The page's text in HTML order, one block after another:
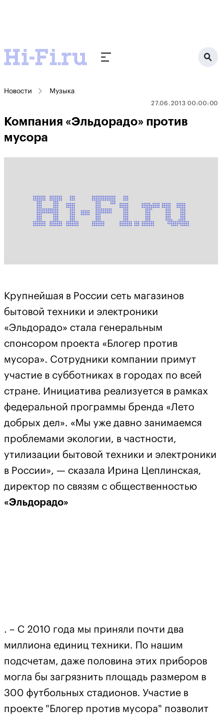
Новости Музыка
27.06.2013 00:00:00
Компания «Эльдорадо» против
мусора
Крупнейшая в России сеть магазинов
бытовой техники и электроники
«Эльдорадо» стала генеральным
спонсором проекта «Блогер против
мусора». Сотрудники компании примут
участие в субботниках в городах по всей
стране. Инициатива реализуется в рамках
федеральной программы бренда «Лето
добрых дел». «Мы уже давно занимаемся
проблемами экологии, в частности,
утилизации бытовой техники и электроники
в России», — сказала Ирина Цеплинская,
директор по связям с общественностью
«Эльдорадо»
. – С 2010 года мы приняли почти два
миллиона единиц техники. По нашим
подсчетам, даже половина этих приборов
могла бы загрязнить площадь размером в
300 футбольных стадионов. Участие в
проекте "Блогер против мусора" позволит